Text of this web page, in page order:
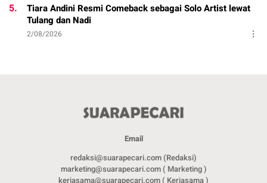
5.
Tiara Andini Resmi Comeback sebagai Solo Artist lewat
Tulang dan Nadi
2/08/2026
Email
redaksi@suarapecari.com (Redaksi)
marketing@suarapecari.com ( Marketing )
kerjasama@suarapecari.com ( Kerjasama )